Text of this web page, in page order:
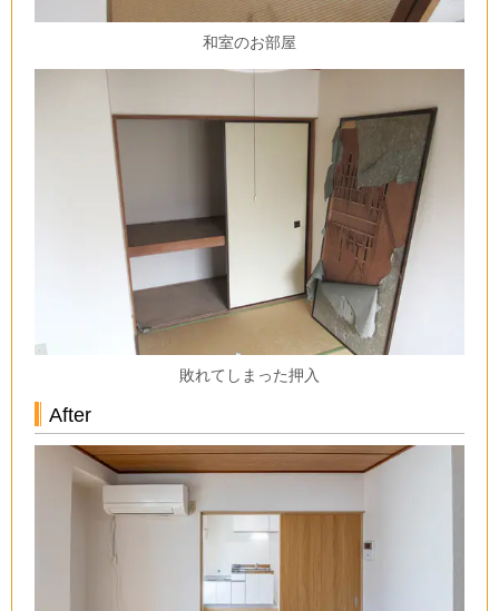
和室のお部屋
敗れてしまった押入
After